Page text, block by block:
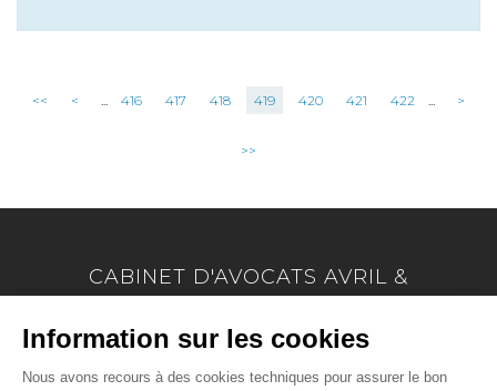
<< < ... 416 417 418 419 420 421 422 ... >
>>
CABINET D'AVOCATS AVRIL &
22042 SAINT BRIEUC